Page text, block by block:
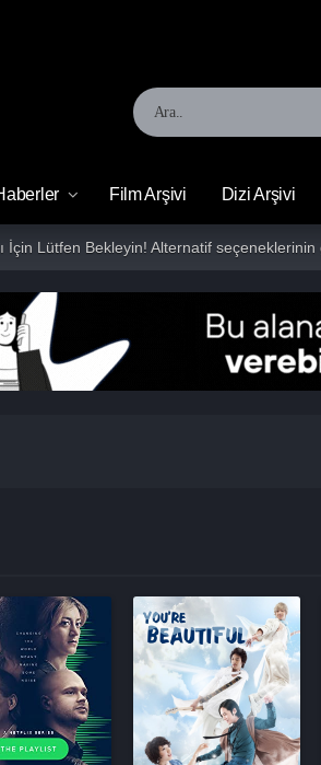
Film Arşivi Dizi Arşivi
İçin Lütfen Bekleyin! Alternatif